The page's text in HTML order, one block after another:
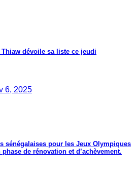
Thiaw dévoile sa liste ce jeudi
6, 2025
sénégalaises pour les Jeux Olympiques
de rénovation et d’achèvement.